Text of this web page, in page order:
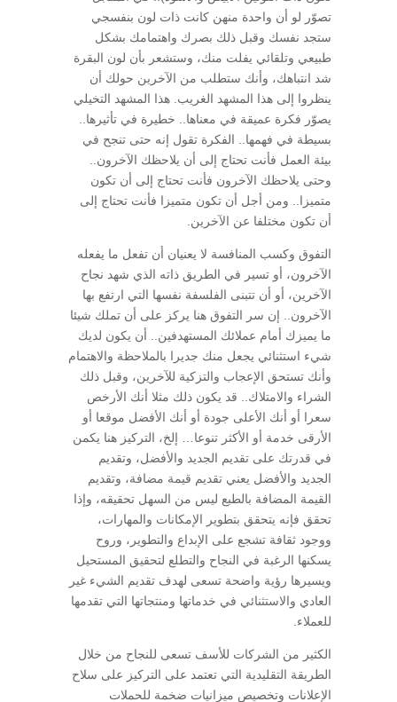
تصوّر لو أن واحدة منهن كانت ذات لون بنفسجي
ستجد نفسك وقبل ذلك بصرك واهتمامك بشكل
طبيعي وتلقائي يفلت منك، وستشعر بأن لون البقرة
شد انتباهك، وأنك ستطلب من الآخرين حولك أن
ينظروا إلى هذا المشهد الغريب. هذا المشهد التخيلي
يصوّر فكرة عميقة في معناها.. خطيرة في تأثيرها..
بسيطة في فهمها.. الفكرة تقول إنه حتى تنجح في
بيئة العمل فأنت تحتاج إلى أن يلاحظك الآخرون..
وحتى يلاحظك الآخرون فأنت تحتاج إلى أن تكون
متميزا.. ومن أجل أن تكون متميزا فأنت تحتاج إلى
أن تكون مختلفا عن الآخرين.
التفوق وكسب المنافسة لا يعنيان أن تفعل ما يفعله
الآخرون، أو تسير في الطريق ذاته الذي شهد نجاح
الآخرين، أو أن تتبنى الفلسفة نفسها التي ارتفع بها
الآخرون.. إن سر التفوق هنا يركز على أن تملك شيئا
ما يميزك أمام عملائك المستهدفين.. أن يكون لديك
شيء استثنائي يجعل منك جديرا بالملاحظة والاهتمام
وأنك تستحق الإعجاب والتزكية للآخرين، وقبل ذلك
الشراء والامتلاك.. قد يكون ذلك مثلا أنك الأرخص
سعرا أو أنك الأعلى جودة أو أنك الأفضل موقعا أو
الأرقى خدمة أو الأكثر تنوعا… إلخ، التركيز هنا يكمن
في قدرتك على تقديم الجديد والأفضل، وتقديم
الجديد والأفضل يعني تقديم قيمة مضافة، وتقديم
القيمة المضافة بالطبع ليس من السهل تحقيقه، وإذا
تحقق فإنه يتحقق بتطوير الإمكانات والمهارات،
ووجود ثقافة تشجع على الإبداع والتطوير، وروح
يسكنها الرغبة في النجاح والتطلع لتحقيق المستحيل
ويسيرها رؤية واضحة تسعى لهدف تقديم الشيء غير
العادي والاستثنائي في خدماتها ومنتجاتها التي تقدمها
للعملاء.
الكثير من الشركات للأسف تسعى للنجاح من خلال
الطريقة التقليدية التي تعتمد على التركيز على سلاح
الإعلانات وتخصيص ميزانيات ضخمة للحملات